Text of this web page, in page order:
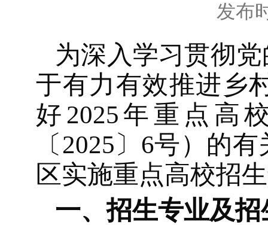
发布
为深入学习贯彻
于有力有效推进乡
好 2025年重点高
〔2025 〕 6号）的有
区实施重点高校招
一、招生专业及招